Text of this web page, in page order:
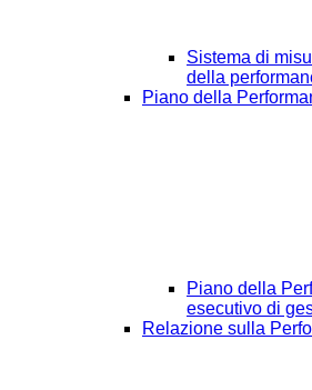
Sistema di
della
Piano della
Piano della
esecutivo di
Relazione sulla